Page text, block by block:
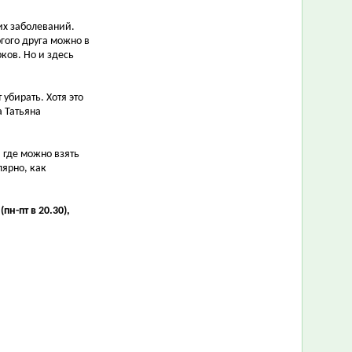
заболеваний.
друга можно в
Но и здесь
Хотя это
можно взять
как
пт в 20.30),